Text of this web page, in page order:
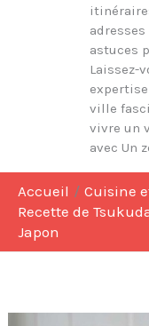
astuces
Laissez-
ville
vivre un
avec Un
Accueil
Cuisine
Recette de
Japon